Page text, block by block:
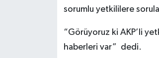
sorumlu yetkililere
“Görüyoruz ki AKP’li
haberleri var” dedi.